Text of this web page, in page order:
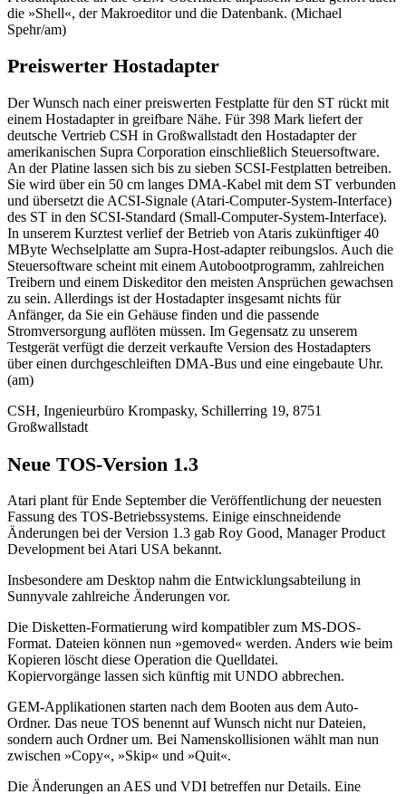
die »Shell«, der Makroeditor und die Datenbank. (Michael
Spehr/am)
Preiswerter Hostadapter
Der Wunsch nach einer preiswerten Festplatte für den ST rückt mit
einem Hostadapter in greifbare Nähe. Für 398 Mark liefert der
deutsche Vertrieb CSH in Großwallstadt den Hostadapter der
amerikanischen Supra Corporation einschließlich Steuersoftware.
An der Platine lassen sich bis zu sieben SCSI-Festplatten betreiben.
Sie wird über ein 50 cm langes DMA-Kabel mit dem ST verbunden
und übersetzt die ACSI-Signale (Atari-Computer-System-Interface)
des ST in den SCSI-Standard (Small-Computer-System-Interface).
In unserem Kurztest verlief der Betrieb von Ataris zukünftiger 40
MByte Wechselplatte am Supra-Host-adapter reibungslos. Auch die
Steuersoftware scheint mit einem Autobootprogramm, zahlreichen
Treibern und einem Diskeditor den meisten Ansprüchen gewachsen
zu sein. Allerdings ist der Hostadapter insgesamt nichts für
Anfänger, da Sie ein Gehäuse finden und die passende
Stromversorgung auflöten müssen. Im Gegensatz zu unserem
Testgerät verfügt die derzeit verkaufte Version des Hostadapters
über einen durchgeschleiften DMA-Bus und eine eingebaute Uhr.
(am)
CSH, Ingenieurbüro Krompasky, Schillerring 19, 8751
Großwallstadt
Neue TOS-Version 1.3
Atari plant für Ende September die Veröffentlichung der neuesten
Fassung des TOS-Betriebssystems. Einige einschneidende
Änderungen bei der Version 1.3 gab Roy Good, Manager Product
Development bei Atari USA bekannt.
Insbesondere am Desktop nahm die Entwicklungsabteilung in
Sunnyvale zahlreiche Änderungen vor.
Die Disketten-Formatierung wird kompatibler zum MS-DOS-
Format. Dateien können nun »gemoved« werden. Anders wie beim
Kopieren löscht diese Operation die Quelldatei.
Kopiervorgänge lassen sich künftig mit UNDO abbrechen.
GEM-Applikationen starten nach dem Booten aus dem Auto-
Ordner. Das neue TOS benennt auf Wunsch nicht nur Dateien,
sondern auch Ordner um. Bei Namenskollisionen wählt man nun
zwischen »Copy«, »Skip« und »Quit«.
Die Änderungen an AES und VDI betreffen nur Details. Eine